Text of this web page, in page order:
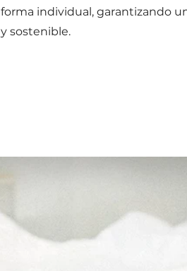
forma individual, garantizando
y sostenible.